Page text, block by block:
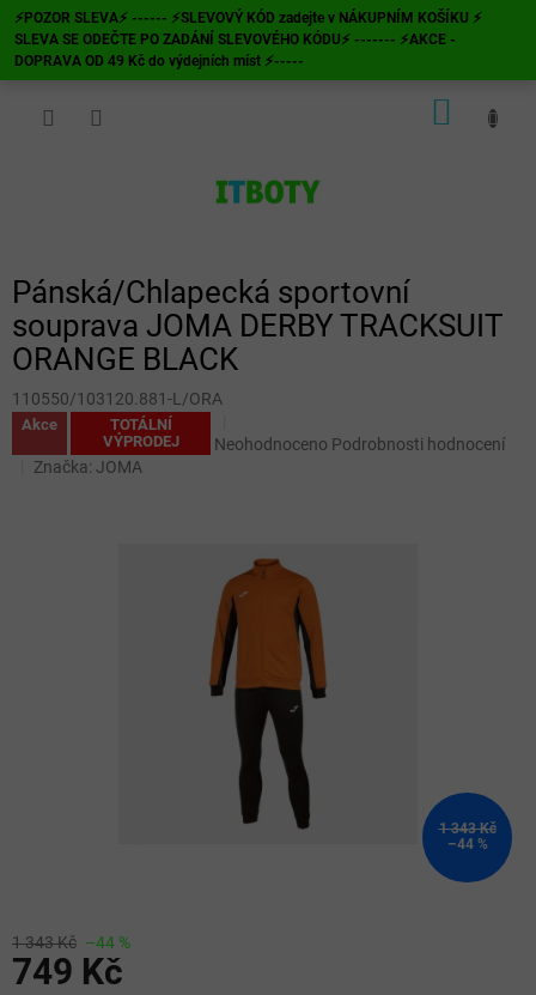
Přejít
na
obsah
⚡POZOR SLEVA⚡ ------ ⚡SLEVOVÝ KÓD zadejte v NÁKUPNÍM KOŠÍKU ⚡
SLEVA SE ODEČTE PO ZADÁNÍ SLEVOVÉHO KÓDU⚡ ------- ⚡AKCE -
DOPRAVA OD 49 Kč do výdejních míst ⚡-----
Pánská/Chlapecká sportovní
souprava JOMA DERBY TRACKSUIT
ORANGE BLACK
110550/103120.881-L/ORA
Akce
TOTÁLNÍ
VÝPRODEJ
Průměrné
hvězdiček.
Neohodnoceno Podrobnosti hodnocení
Značka: JOMA
1 343 Kč
–44 %
1 343 Kč –44 %
749 Kč